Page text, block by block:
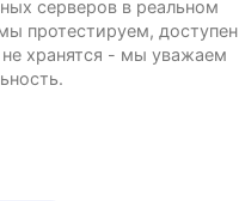
серверов в реальном
протестируем, доступен
хранятся - мы уважаем